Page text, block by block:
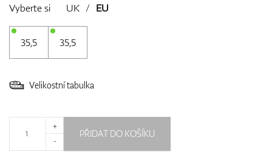
Dárkové poukazy
Vyberte si UK / EU
35,5 35,5
Velikostní tabulka
+
-
PŘIDAT DO KOŠÍKU